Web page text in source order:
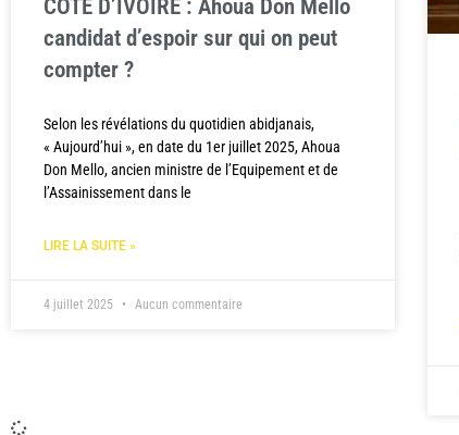
COTE D’IVOIRE : Ahoua Don Mello
candidat d’espoir sur qui on peut
compter ?
Selon les révélations du quotidien abidjanais,
« Aujourd’hui », en date du 1er juillet 2025, Ahoua
Don Mello, ancien ministre de l’Equipement et de
l’Assainissement dans le
LIRE LA SUITE »
4 juillet 2025 Aucun commentaire